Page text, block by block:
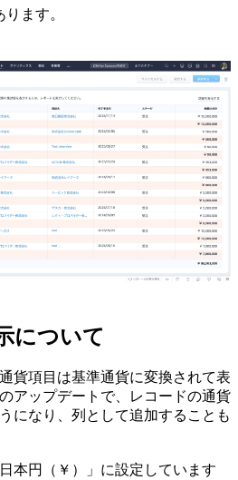
ます。
について
貨項目は基準通貨に変換されて表
アップデートで、レコードの通貨
になり、列として追加することも
本円（￥）」に設定しています